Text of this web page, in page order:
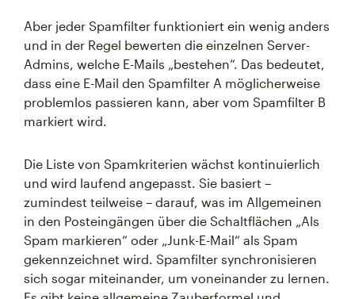
Aber jeder Spamfilter funktioniert ein wenig anders
und in der Regel bewerten die einzelnen Server-
Admins, welche E-Mails „bestehen“. Das bedeutet,
dass eine E-Mail den Spamfilter A möglicherweise
problemlos passieren kann, aber vom Spamfilter B
markiert wird.
Die Liste von Spamkriterien wächst kontinuierlich
und wird laufend angepasst. Sie basiert –
zumindest teilweise – darauf, was im Allgemeinen
in den Posteingängen über die Schaltflächen „Als
Spam markieren“ oder „Junk-E-Mail“ als Spam
gekennzeichnet wird. Spamfilter synchronisieren
sich sogar miteinander, um voneinander zu lernen.